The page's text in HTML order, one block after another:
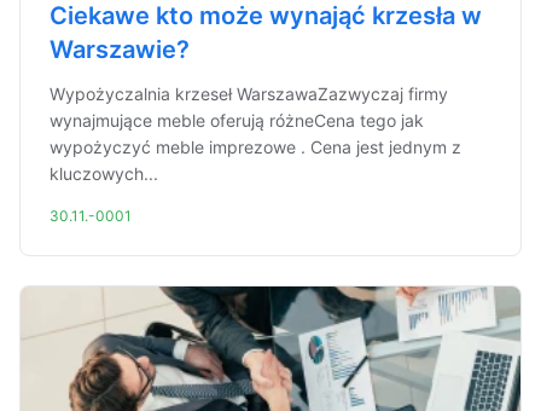
Ciekawe kto może wynająć krzesła w
Warszawie?
Wypożyczalnia krzeseł WarszawaZazwyczaj firmy
wynajmujące meble oferują różneCena tego jak
wypożyczyć meble imprezowe . Cena jest jednym z
kluczowych...
30.11.-0001